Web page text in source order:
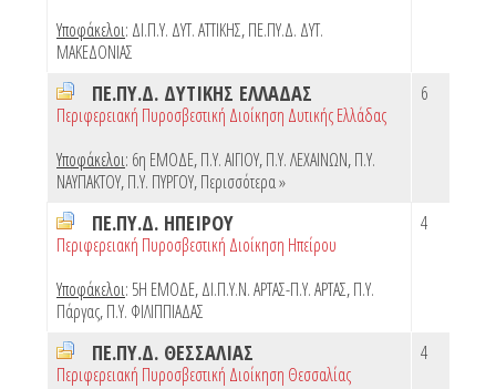
Υποφάκελοι: ΔΙ.Π.Υ. ΔΥΤ. ΑΤΤΙΚΗΣ,ΠΕ.ΠΥ.Δ. ΔΥΤ.
ΜΑΚΕΔΟΝΙΑΣ
ΠΕ.ΠΥ.Δ. ΔΥΤΙΚΗΣ ΕΛΛΑΔΑΣ
Περιφερειακή Πυροσβεστική Διοίκηση Δυτικής Ελλάδας
Υποφάκελοι: 6η ΕΜΟΔΕ,Π.Υ. ΑΙΓΙΟΥ,Π.Υ. ΛΕΧΑΙΝΩΝ,Π.Υ.
ΝΑΥΠΑΚΤΟΥ,Π.Υ. ΠΥΡΓΟΥ,Περισσότερα »
6
ΠΕ.ΠΥ.Δ. ΗΠΕΙΡΟΥ
Περιφερειακή Πυροσβεστική Διοίκηση Ηπείρου
Υποφάκελοι: 5Η ΕΜΟΔΕ,ΔΙ.Π.Υ.Ν. ΑΡΤΑΣ-Π.Υ. ΑΡΤΑΣ,Π.Υ.
Πάργας,Π.Υ. ΦΙΛΙΠΠΙΑΔΑΣ
4
ΠΕ.ΠΥ.Δ. ΘΕΣΣΑΛΙΑΣ
Περιφερειακή Πυροσβεστική Διοίκηση Θεσσαλίας
4